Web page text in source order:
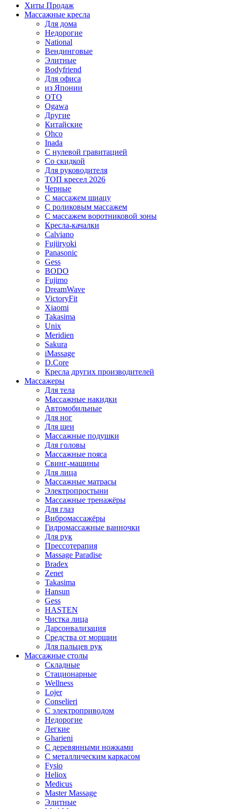
Хиты Продаж
Массажные кресла
Для дома
Недорогие
National
Вендинговые
Элитные
Bodyfriend
Для офиса
из Японии
OTO
Ogawa
Другие
Китайские
Ohco
Inada
С нулевой гравитацией
Со скидкой
Для руководителя
ТОП кресел 2026
Черные
С массажем шиацу
С роликовым массажем
С массажем воротниковой зоны
Кресла-качалки
Calviano
Fujiiryoki
Panasonic
Gess
BODO
Fujimo
DreamWave
VictoryFit
Xiaomi
Takasima
Unix
Meridien
Sakura
iMassage
D.Core
Кресла других производителей
Массажеры
Для тела
Массажные накидки
Автомобильные
Для ног
Для шеи
Массажные подушки
Для головы
Массажные пояса
Свинг-машины
Для лица
Массажные матрасы
Электропростыни
Массажные тренажёры
Для глаз
Вибромассажёры
Гидромассажные ванночки
Для рук
Прессотерапия
Massage Paradise
Bradex
Zenet
Takasima
Hansun
Gess
HASTEN
Чистка лица
Дарсонвализация
Средства от морщин
Для пальцев рук
Массажные столы
Складные
Стационарные
Wellness
Lojer
Conselieri
С электроприводом
Недорогие
Легкие
Gharieni
С деревянными ножками
С металлическим каркасом
Fysio
Heliox
Medicus
Master Massage
Элитные